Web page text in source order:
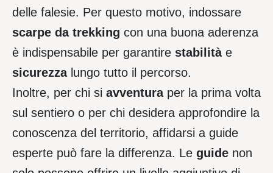
delle falesie. Per questo motivo, indossare
scarpe da trekking con una buona aderenza
è indispensabile per garantire stabilitàe
sicurezzalungo tutto il percorso.
Inoltre, per chi si avventuraper la prima volta
sul sentiero o per chi desidera approfondire la
conoscenza del territorio, affidarsi a guide
esperte può fare la differenza. Le guide non